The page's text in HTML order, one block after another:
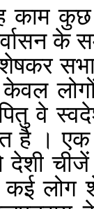
काम कुछ
के
वे
है ।एक
देशी
कई लोग